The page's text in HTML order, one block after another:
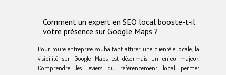
Comment un expert en SEO local booste-t-il
votre présence sur Google Maps ?
Pour toute entreprise souhaitant attirer une clientèle locale, la
visibilité sur Google Maps est désormais un enjeu majeur.
Comprendre les leviers du référencement local permet